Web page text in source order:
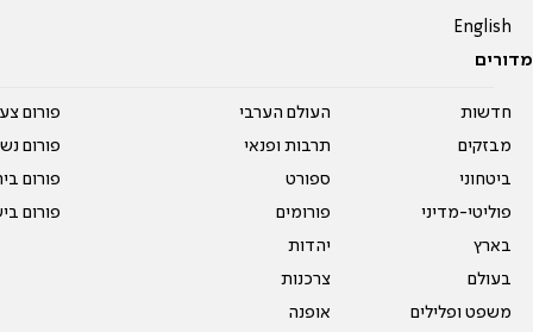
English
מדורים
חדשות
מבזקים
ביטחוני
פוליטי-מדיני
בארץ
בעולם
משפט ופלילים
העולם הערבי
תרבות ופנאי
ספורט
פורומים
יהדות
צרכנות
אופנה
פורום
פורום
פורום
פורום